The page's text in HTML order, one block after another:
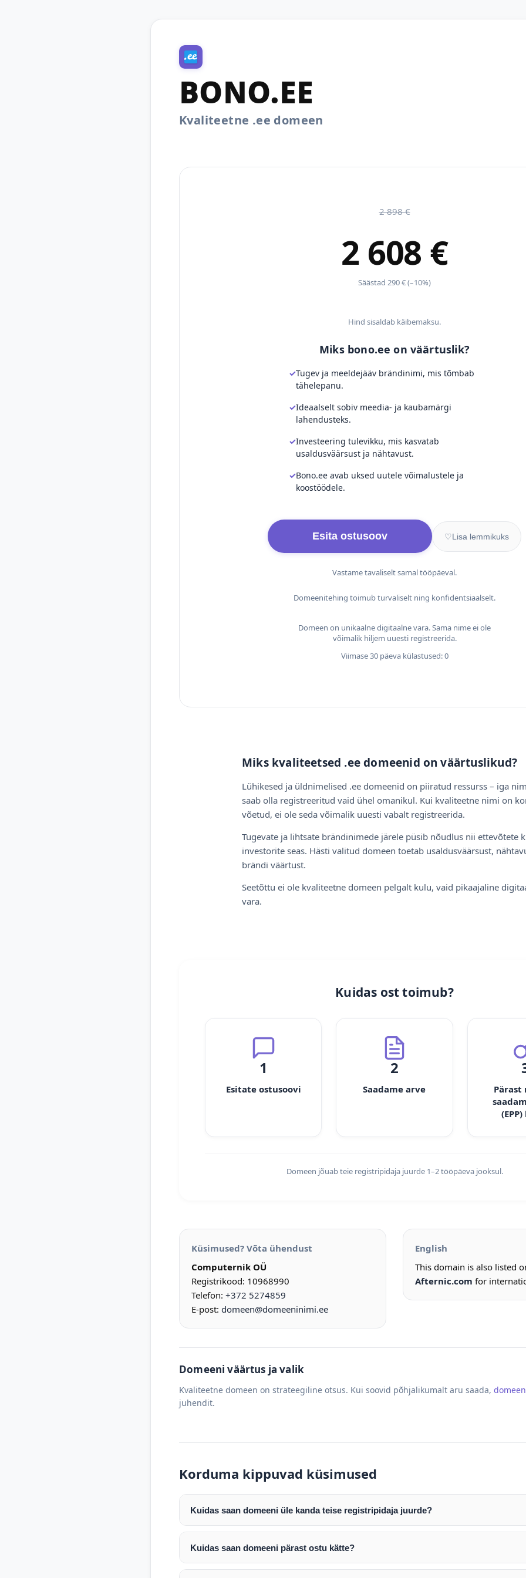
BONO.EE
Kvaliteetne .ee domeen
2 898 €
2 608 €
Säästad 290 € (–10%)
Hind sisaldab käibemaksu.
Miks bono.ee on väärtuslik?
Tugev ja meeldejääv brändinimi, mis tõmbab
tähelepanu.
Ideaalselt sobiv meedia- ja kaubamärgi
lahendusteks.
Investeering tulevikku, mis kasvatab
usaldusväärsust ja nähtavust.
Bono.ee avab uksed uutele võimalustele ja
koostöödele.
Esita ostusoov ♡Lisa lemmikuks
Vastame tavaliselt samal tööpäeval.
Domeenitehing toimub turvaliselt ning konfidentsiaalselt.
Domeen on unikaalne digitaalne vara. Sama nime ei ole
võimalik hiljem uuesti registreerida.
Viimase 30 päeva külastused: 0
Miks kvaliteetsed .ee domeenid on väärtuslikud?
Lühikesed ja üldnimelised .ee domeenid on piiratud ressurss – iga
saab olla registreeritud vaid ühel omanikul. Kui kvaliteetne nimi on
võetud, ei ole seda võimalik uuesti vabalt registreerida.
Tugevate ja lihtsate brändinimede järele püsib nõudlus nii ettevõtete
investorite seas. Hästi valitud domeen toetab usaldusväärsust,
brändi väärtust.
Seetõttu ei ole kvaliteetne domeen pelgalt kulu, vaid pikaajaline
vara.
Kuidas ost toimub?
1
Esitate ostusoovi
2
Saadame arve
Pärast
Domeen jõuab teie registripidaja juurde 1–2 tööpäeva jooksul.
Küsimused? Võta ühendust
Computernik OÜ
Registrikood: 10968990
Telefon: +372 5274859
E-post: domeen@domeeninimi.ee
English
This domain is also listed
Afternic.com for
Domeeni väärtus ja valik
Kvaliteetne domeen on strateegiline otsus. Kui soovid põhjalikumalt aru saada,
juhendit.
Korduma kippuvad küsimused
Kuidas saan domeeni üle kanda teise registripidaja juurde?
Pärast makse laekumist edastame teile domeeni AUTH (EPP) koodi. Selle abil saate
enda valitud registripidaja juurde.
Domeeni ülekandmine toimub registripidajate vahelise protsessina ning võib võtta
Kuidas saan domeeni pärast ostu kätte?
Pärast ostu vormistamist väljastame arve. Maksekinnituse järel edastame teile